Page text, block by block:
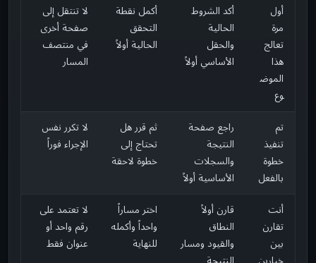
أول
مرة
تعالج
هذا
الموض
وع
أكد الشروط
الحالية
والحقل
الأساسي أولاً
أكمل نقطة
التحقق
الحالية أولاً
لا تنتقل إلى
صفحة أخرى
في منتصف
المسار
تم
تنفيذ
خطوة
بالفعل
راجع صفحة
النتيجة
والسجلات
الأساسية أولاً
ثم قرر هل
تحتاج إلى
خطوة لاحقة
لا تكرر نفس
الإجراء فوراً
أنت
تقارن
بين
قارن أولاً
النطاق
والقيود ومسار
اختر مساراً
واحداً وأكمله
للنهاية
لا تعتمد على
رقم واحد أو
عنوان فقط